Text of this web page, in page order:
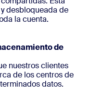
desbloqueada de
la cuenta.
de
nuestros clientes
de los centros de
datos.